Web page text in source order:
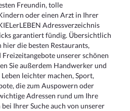
Freundin, tolle
oder einen Arzt in Ihrer
Adressverzeichnis
garantiert fündig. Übersichtlich
die besten Restaurants,
unserer schönen
Sie außerdem Handwerker und
leichter machen, Sport,
die zum Auspowern oder
Adressen rund um Ihre
bei Ihrer Suche auch von unserer